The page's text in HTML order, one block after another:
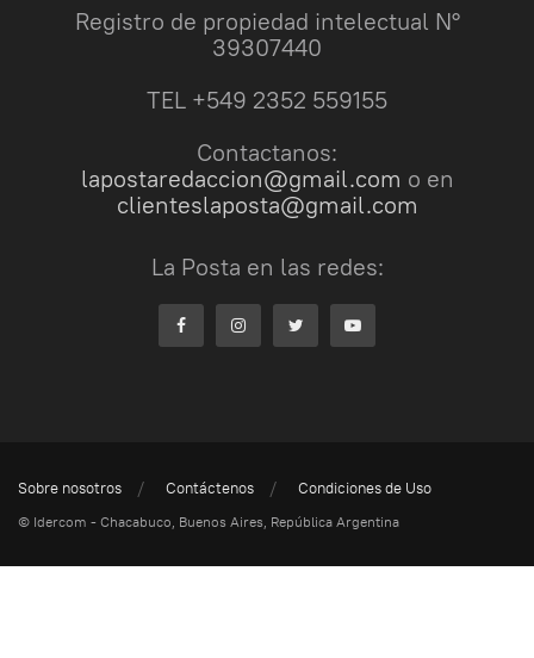
Registro de propiedad intelectual N°
39307440
TEL +549 2352 559155
Contactanos:
lapostaredaccion@gmail.com o en
clienteslaposta@gmail.com
La Posta en las redes:
Sobre nosotros Contáctenos Condiciones de Uso
© Idercom - Chacabuco, Buenos Aires, República Argentina